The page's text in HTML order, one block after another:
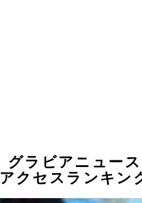
グラビアニュース
アクセスランキン